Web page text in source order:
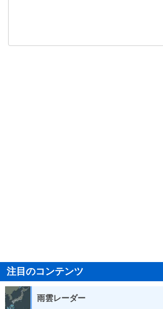
注目のコンテンツ
雨雲レーダー